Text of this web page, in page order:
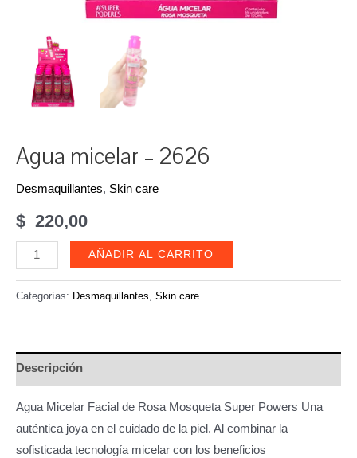
Agua micelar – 2626
Desmaquillantes, Skin care
$ 220,00
Agua
micelar
-
AÑADIR AL CARRITO
Categorías: Desmaquillantes Skin care
Descripción
Agua Micelar Facial de Rosa Mosqueta Super Powers Una
auténtica joya en el cuidado de la piel. Al combinar la
sofisticada tecnología micelar con los beneficios